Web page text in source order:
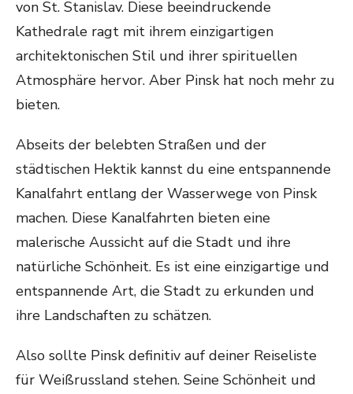
von St. Stanislav. Diese beeindruckende
Kathedrale ragt mit ihrem einzigartigen
architektonischen Stil und ihrer spirituellen
Atmosphäre hervor. Aber Pinsk hat noch mehr zu
bieten.
Abseits der belebten Straßen und der
städtischen Hektik kannst du eine entspannende
Kanalfahrt entlang der Wasserwege von Pinsk
machen. Diese Kanalfahrten bieten eine
malerische Aussicht auf die Stadt und ihre
natürliche Schönheit. Es ist eine einzigartige und
entspannende Art, die Stadt zu erkunden und
ihre Landschaften zu schätzen.
Also sollte Pinsk definitiv auf deiner Reiseliste
für Weißrussland stehen. Seine Schönheit und